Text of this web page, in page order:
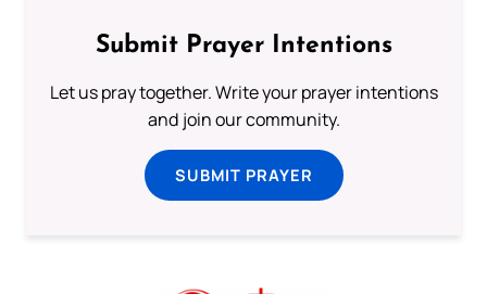
Submit Prayer Intentions
Let us pray together. Write your prayer intentions
and join our community.
SUBMIT PRAYER